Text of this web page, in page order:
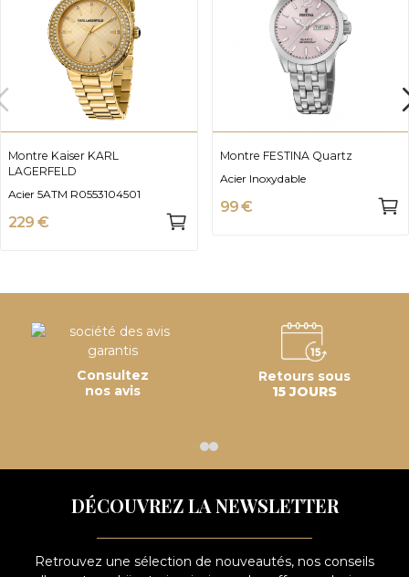
Montre Kaiser KARL
LAGERFELD
Acier 5ATM R0553104501
229 €
Montre FESTINA Quartz
Acier Inoxydable
99 €
Consultez
nos avis
Retours sous
15 JOURS
DÉCOUVREZ LA NEWSLETTER
Retrouvez une sélection de nouveautés, nos conseils